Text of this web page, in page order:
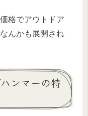
格でアウトドア
んかも展開され
ンマーの特